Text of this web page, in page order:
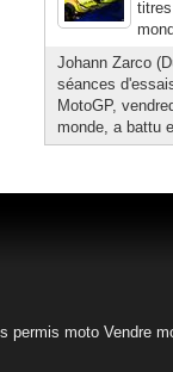
Johann Zarco
séances
MotoGP,
monde, a battu
permis moto Vendre